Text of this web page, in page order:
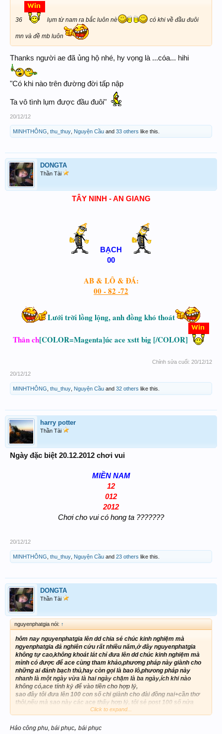
36 lụm từ nam ra bắc luôn nè có khi về đầu đuôi
mn và đề mb luôn
Thanks người ae đã ủng hộ nhé, hy vọng là ...cóa... hihi
"Có khi nào trên đường đời tấp nập
Ta vô tình lụm được đầu đuôi"
20/12/12
MINHTHÔNG thu_thuy Nguyện Cầu and 33 others like this.
DONGTA
Thần Tài
TÂY NINH - AN GIANG
BẠCH
00
AB & LÔ & ĐÁ:
00 - 82 -72
Lưới trời lồng lộng, anhđồng khó thoát
Thân ch[COLOR=Magenta]úc ace xstt big [/COLOR]
Chỉnh sửa cuối: 20/12/12
20/12/12
MINHTHÔNG thu_thuy Nguyện Cầu and 32 others like this.
harry potter
Thần Tài
Ngày đặc biệt 20.12.2012 chơi vui
MIỀN NAM
12
012
2012
Chơi cho vui có hong ta ???????
20/12/12
MINHTHÔNG thu_thuy Nguyện Cầu and 23 others like this.
DONGTA
Thần Tài
nguyenphatgia nói: ↑
hôm nay nguyenphatgia lên dd chia sẻ chúc kinh nghiệm mà
ngyenphatgia đả nghiên cứu rất nhiều năm,ở đây nguyenphatgia
không tự cao,không khoát lát chỉ đưa lên dd chúc kinh nghiệm mà
mình có được để ace cùng tham khảo,phương pháp này giành cho
những ai đánh bạch thủ,hay còn gọi là bao lô,phưong pháp này
nhanh là một ngày vừa là hai ngày chậm là ba ngày,ích khi nào
không có,ace tính kỷ để vào tiền cho hợp lý,
sao đây tôi đưa lên 100 con số chi giành cho đài đồng nai+cần thơ
thôi,nếu mà sao này các ace thấy hợp lý, tôi sẻ post 100 số nửa
giành cho tây ninh+an giang..
hôm nay tôi đưa 100 con số cho đài đồng nai+ cần thơ trước.
Click to expand...
Hảo công phu, bái phục, bái phục